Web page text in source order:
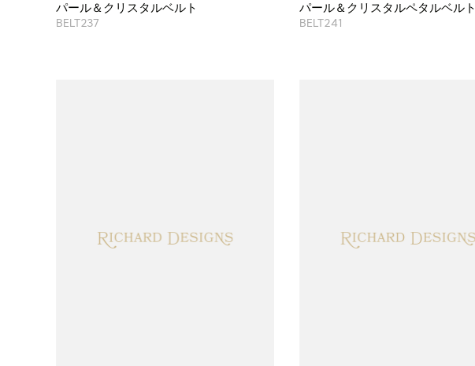
パール＆クリスタルベルト
BELT237
パール＆クリスタルペタルベルト
BELT241